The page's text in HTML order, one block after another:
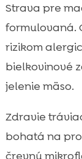
Strava pre
formulovaná.
rizikom
bielkovinové
jelenie mäso.
Zdravie
bohatá na
črevnú